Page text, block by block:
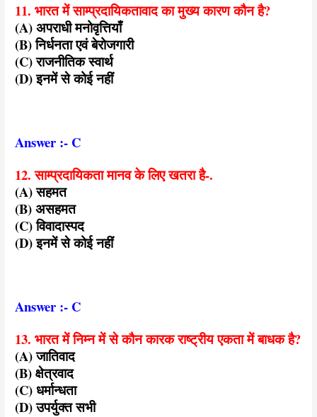
11. भारत में साम्प्रदायिकतावाद का मुख्य कारण कौन है?
(A) अपराधी मनोवृत्तियाँ
(B) निर्धनता एवं बेरोजगारी
(C) राजनीतिक स्वार्थ
(D) इनमें से कोई नहीं
Answer :- C
12. साम्प्रदायिकता मानव के लिए खतरा है-.
(A) सहमत
(B) असहमत
(C) विवादास्पद
(D) इनमें से कोई नहीं
Answer :- C
13. भारत में निम्न में से कौन कारक राष्ट्रीय एकता में बाधक है?
(A) जातिवाद
(B) क्षेत्रवाद
(C) धर्मान्धता
(D) उपर्युक्त सभी